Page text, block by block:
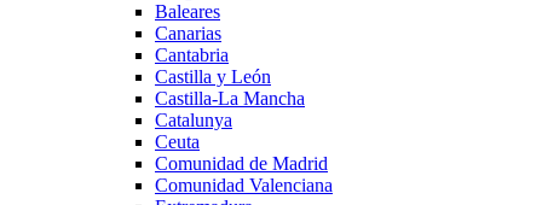
Baleares
Canarias
Cantabria
Castilla y León
Castilla-La Mancha
Catalunya
Ceuta
Comunidad de Madrid
Comunidad Valenciana